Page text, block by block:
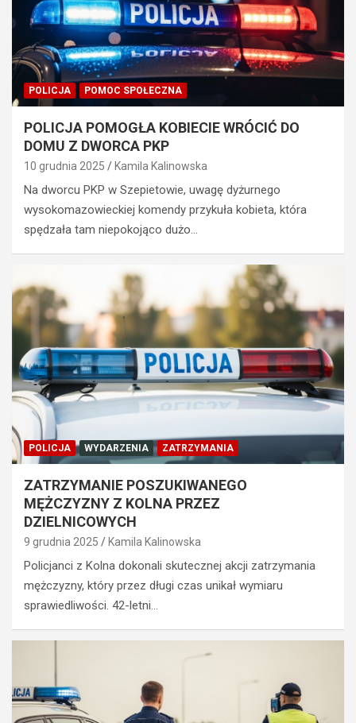
POLICJA POMOC SPOŁECZNA
POLICJA POMOGŁA KOBIECIE WRÓCIĆ DO
DOMU Z DWORCA PKP
10 grudnia 2025 Kamila Kalinowska
Na dworcu PKP w Szepietowie, uwagę dyżurnego
wysokomazowieckiej komendy przykuła kobieta, która
spędzała tam niepokojąco dużo…
POLICJA WYDARZENIA ZATRZYMANIA
ZATRZYMANIE POSZUKIWANEGO
MĘŻCZYZNY Z KOLNA PRZEZ
DZIELNICOWYCH
9 grudnia 2025 Kamila Kalinowska
Policjanci z Kolna dokonali skutecznej akcji zatrzymania
mężczyzny, który przez długi czas unikał wymiaru
sprawiedliwości. 42-letni…